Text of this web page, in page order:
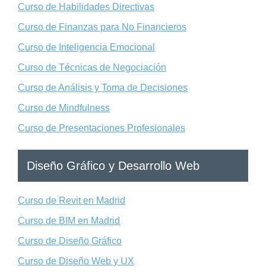
Curso de Habilidades Directivas
Curso de Finanzas para No Financieros
Curso de Inteligencia Emocional
Curso de Técnicas de Negociación
Curso de Análisis y Toma de Decisiones
Curso de Mindfulness
Curso de Presentaciones Profesionales
Diseño Gráfico y Desarrollo Web
Curso de Revit en Madrid
Curso de BIM en Madrid
Curso de Diseño Gráfico
Curso de Diseño Web y UX